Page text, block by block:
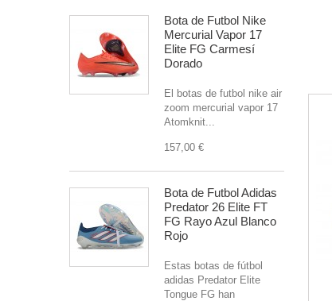
Bota de Futbol Nike
Mercurial Vapor 17
Elite FG Carmesí
Dorado
El botas de futbol nike air
zoom mercurial vapor 17
Atomknit...
157,00 €
Bota de Futbol Adidas
Predator 26 Elite FT
FG Rayo Azul Blanco
Rojo
Estas botas de fútbol
adidas Predator Elite
Tongue FG han